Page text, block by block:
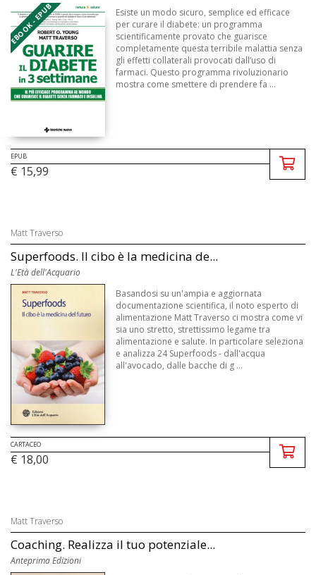
EBOOK - EPUB
Esiste un modo sicuro, semplice ed efficace
per curare il diabete: un programma
scientificamente provato che guarisce
completamente questa terribile malattia senza
gli effetti collaterali provocati dall’uso di
farmaci. Questo programma rivoluzionario
mostra come smettere di prendere fa ...
EPUB
€ 15,99
Matt Traverso
Superfoods. Il cibo è la medicina de...
L'Età dell'Acquario
Basandosi su un'ampia e aggiornata
documentazione scientifica, il noto esperto di
alimentazione Matt Traverso ci mostra come vi
sia uno stretto, strettissimo legame tra
alimentazione e salute. In particolare seleziona
e analizza 24 Superfoods - dall'acqua
all'avocado, dalle bacche di g ...
CARTACEO
€ 18,00
Matt Traverso
Coaching. Realizza il tuo potenziale...
Anteprima Edizioni